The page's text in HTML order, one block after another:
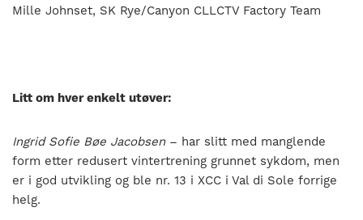
Mille Johnset, SK Rye/Canyon CLLCTV Factory Team
Litt om hver enkelt utøver:
Ingrid Sofie Bøe Jacobsen– har slitt med manglende
form etter redusert vintertrening grunnet sykdom, men
er i god utvikling og ble nr. 13 i XCC i Val di Sole forrige
helg.